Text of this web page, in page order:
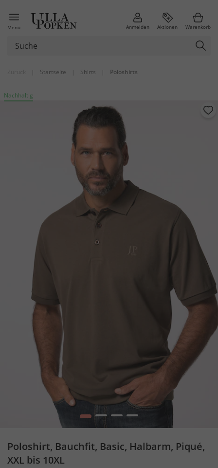
Menü Anmelden Aktionen Warenkorb
| Startseite | Shirts | Poloshirts
Nachhaltig
1 2 3 4
Poloshirt, Bauchfit, Basic, Halbarm, Piqué,
XXL bis 10XL